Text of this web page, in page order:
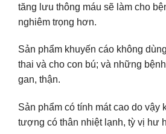
tăng lưu thông máu sẽ làm cho
nghiêm trọng hơn.
Sản phẩm khuyến cáo không
thai và cho con bú; và những
gan, thận.
Sản phẩm có tính mát cao do vậy
tượng có thân nhiệt lạnh, tỳ vị hư